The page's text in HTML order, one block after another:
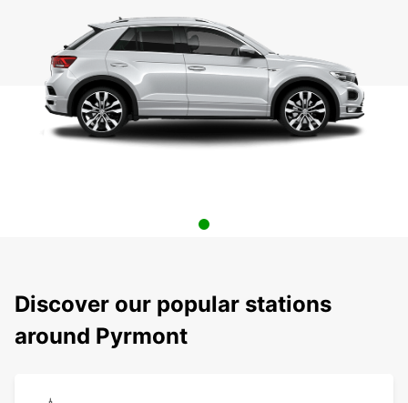
Discover our popular stations
around Pyrmont